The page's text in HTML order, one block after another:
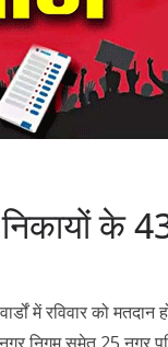
के
में रविवार को